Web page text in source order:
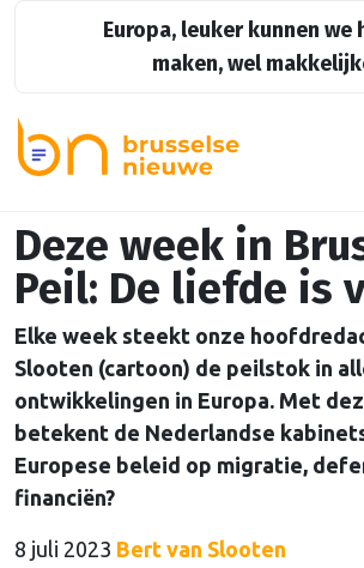
Europa, leuker kunnen we
maken, wel
Deze week in
Peil: De liefde is
Elke week steekt onze
Slooten (cartoon) de peilstok in
ontwikkelingen in Europa. Met
betekent de Nederlandse
Europese beleid op migratie,
financiën?
8 juli 2023 Bert van Slooten